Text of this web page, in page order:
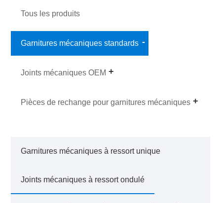
Tous les produits
Garnitures mécaniques standards
Joints mécaniques OEM
Pièces de rechange pour garnitures mécaniques
Garnitures mécaniques à ressort unique
Joints mécaniques à ressort ondulé